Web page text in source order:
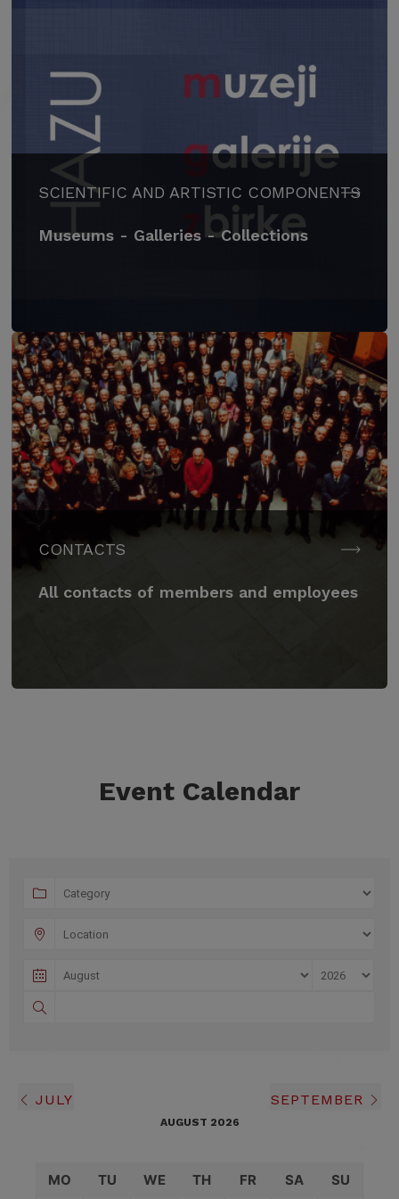
SCIENTIFIC AND ARTISTIC COMPONENTS
Museums - Galleries - Collections
CONTACTS
All contacts of members and employees
Event Calendar
JULY
AUGUST 2026
SEPTEMBER
MO TU WE TH FR SA SU